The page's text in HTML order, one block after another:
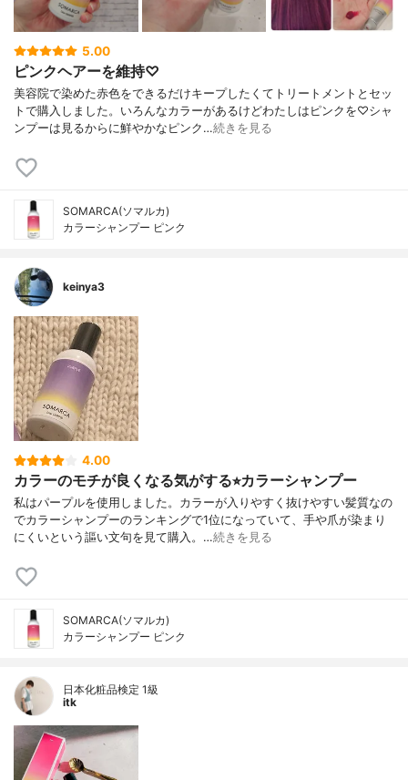
5.00
ピンクヘアーを維持♡
美容院で染めた赤色をできるだけキープしたくてトリートメントとセッ
トで購入しました。いろんなカラーがあるけどわたしはピンクを♡シャ
ンプーは見るからに鮮やかなピンク…続きを見る
SOMARCA(ソマルカ)
カラーシャンプー ピンク
keinya3
4.00
カラーのモチが良くなる気がする⭐︎カラーシャンプー
私はパープルを使用しました。カラーが入りやすく抜けやすい髪質なの
でカラーシャンプーのランキングで1位になっていて、手や爪が染まり
にくいという謳い文句を見て購入。…続きを見る
SOMARCA(ソマルカ)
カラーシャンプー ピンク
日本化粧品検定 1級
itk